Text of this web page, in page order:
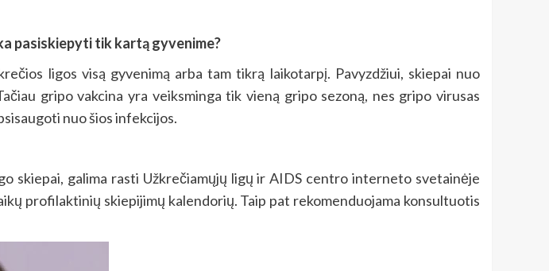
pasiskiepyti tik kartą gyvenime?
ligos visą gyvenimą arba tam tikrą laikotarpį. Pavyzdžiui, skiepai nuo
gripo vakcina yra veiksminga tik vieną gripo sezoną, nes gripo virusas
nuo šios infekcijos.
skiepai, galima rasti Užkrečiamųjų ligų ir AIDS centro interneto svetainėje
profilaktinių skiepijimų kalendorių. Taip pat rekomenduojama konsultuotis